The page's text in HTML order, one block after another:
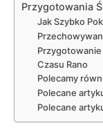
Przygotowania
Jak Szybko
Przygotowanie
Czasu Rano
Polecamy
Polecane
Polecane